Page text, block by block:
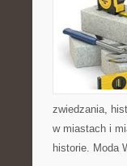
zwiedzania,
w miastach i
historie. Moda